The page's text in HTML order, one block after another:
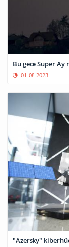
Bu gecə Super
01-08-2023
"Azersky"